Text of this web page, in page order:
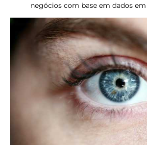
negócios com base em dados